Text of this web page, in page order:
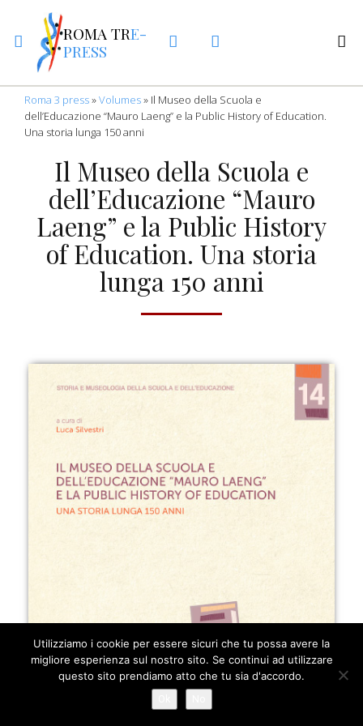
ROMA TRE-
PRESS
Roma 3 press»Volumes» Il Museo della Scuola e
dell’Educazione “Mauro Laeng” e la Public History of Education.
Una storia lunga 150 anni
Il Museo della Scuola e
dell’Educazione “Mauro
Laeng” e la Public History
of Education. Una storia
lunga 150 anni
Utilizziamo i cookie per essere sicuri che tu possa avere la
migliore esperienza sul nostro sito. Se continui ad utilizzare
questo sito prendiamo atto che tu sia d'accordo.